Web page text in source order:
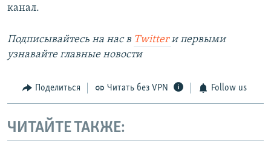
канал.
Подписывайтесь на наc в Twitterи первыми
узнавайте главные новости
Поделиться Читать без VPN Follow us
ЧИТАЙТЕ ТАКЖЕ: